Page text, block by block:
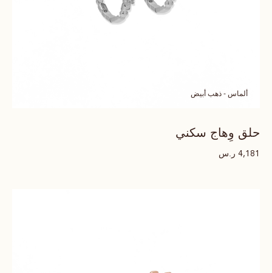
ألماس - ذهب أبيض
حلق وِهاج سكني
4,181 ر.س